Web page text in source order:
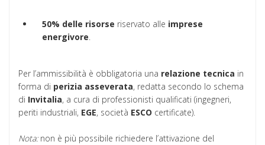
50% delle risorse riservato alle imprese
energivore.
Per l’ammissibilità è obbligatoria una relazione tecnica in
forma di perizia asseverata, redatta secondo lo schema
di Invitalia, a cura di professionisti qualificati (ingegneri,
periti industriali, EGE, società ESCO certificate).
Nota:non è più possibile richiedere l’attivazione del